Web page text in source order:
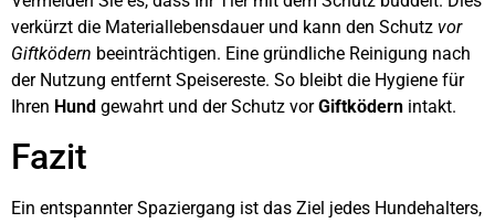
verkürzt die Materiallebensdauer und kann den Schutz vor
Giftködern beeinträchtigen. Eine gründliche Reinigung nach
der Nutzung entfernt Speisereste. So bleibt die Hygiene für
Ihren Hund gewahrt und der Schutz vorGiftködern intakt.
Fazit
Ein entspannter Spaziergang ist das Ziel jedes Hundehalters,